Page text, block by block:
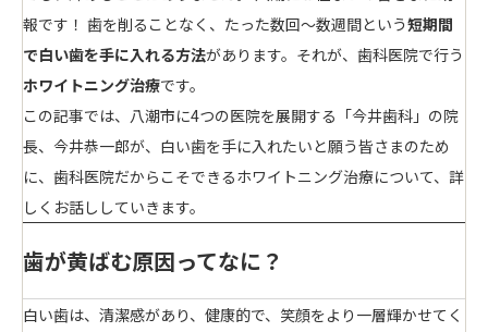
報です！ 歯を削ることなく、たった数回〜数週間という短期間
で白い歯を手に入れる方法があります。それが、歯科医院で行う
ホワイトニング治療です。
この記事では、八潮市に4つの医院を展開する「今井歯科」の院
長、今井恭一郎が、白い歯を手に入れたいと願う皆さまのため
に、歯科医院だからこそできるホワイトニング治療について、詳
しくお話ししていきます。
歯が黄ばむ原因ってなに？
白い歯は、清潔感があり、健康的で、笑顔をより一層輝かせてく